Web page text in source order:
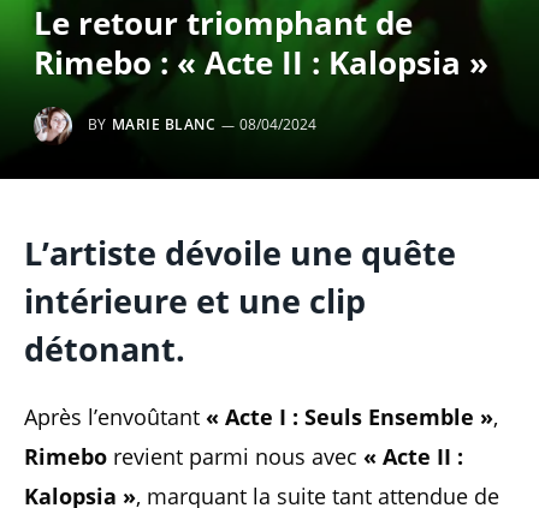
Le retour triomphant de
Rimebo : « Acte II : Kalopsia »
BY MARIE BLANC 08/04/2024
L’artiste dévoile une quête
intérieure et une clip
détonant.
Après l’envoûtant « Acte I : Seuls Ensemble »,
Rimebo revient parmi nous avec « Acte II :
Kalopsia », marquant la suite tant attendue de